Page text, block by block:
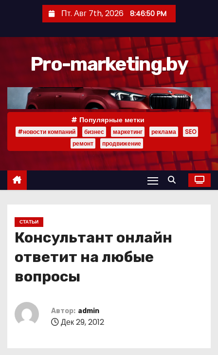
р
Пт. Авг 7th, 2026 8:46:51 PM
Pro-marketing.by
Популярные метки
#новости компаний бизнес маркетинг реклама
SEO
ремонт
продвижение
СТАТЬИ
Консультант онлайн
ответит на любые
вопросы
Автор: admin
Дек 29, 2012